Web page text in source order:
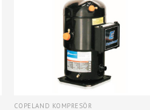
COPELAND KOMPRESÖR